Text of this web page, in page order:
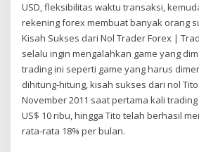
USD, fleksibilitas waktu transaksi,
rekening forex membuat banyak orang
Kisah Sukses dari Nol Trader Forex |
selalu ingin mengalahkan game yang
trading ini seperti game yang harus
dihitung-hitung, kisah sukses dari nol
November 2011 saat pertama kali
US$ 10 ribu, hingga Tito telah berhasil
rata-rata 18% per bulan.